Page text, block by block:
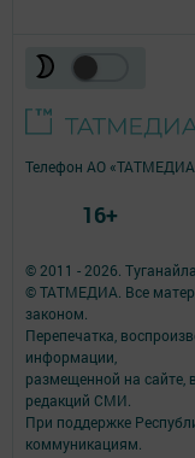
© 2011 - 2026.
© ТАТМЕДИА. Все
законом.
Перепечатка,
информации,
размещенной на сайте,
редакций СМИ.
При поддержке
коммуникациям.
Телефон АО
16+